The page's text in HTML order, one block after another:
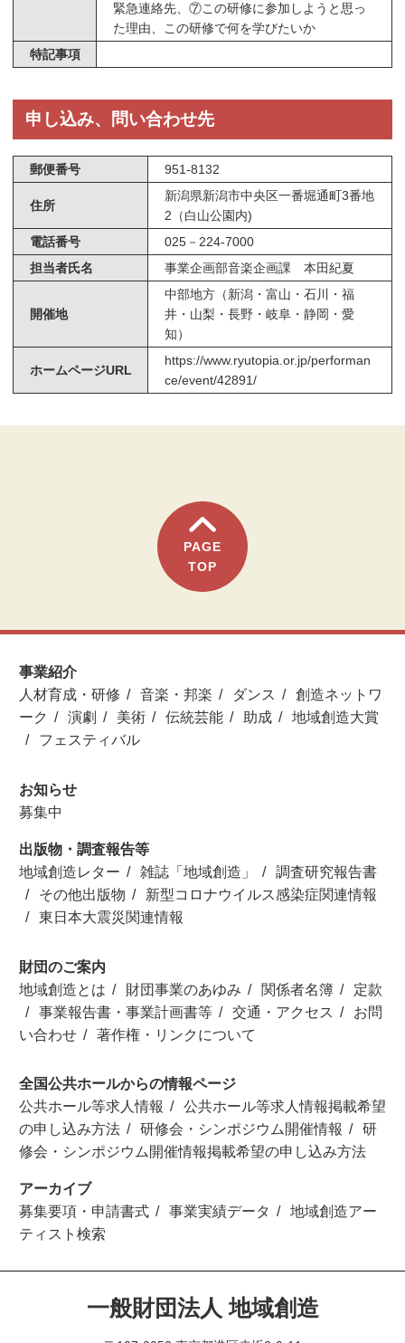
緊急連絡先、⑦この研修に参加しようと思っ
た理由、この研修で何を学びたいか
特記事項
申し込み、問い合わせ先
郵便番号 951-8132
住所
新潟県新潟市中央区一番堀通町3番地
2（白山公園内)
電話番号
025－224-7000
担当者氏名
事業企画部音楽企画課 本田紀夏
開催地
中部地方（新潟・富山・石川・福
井・山梨・長野・岐阜・静岡・愛
知）
ホームページURL
https://www.ryutopia.or.jp/performan
ce/event/42891/
PAGE
TOP
事業紹介
人材育成・研修
音楽・邦楽 ダンス
創造ネットワ
ーク
演劇 美術 伝統芸能 助成
地域創造大賞
フェスティバル
お知らせ
募集中
出版物・調査報告等
地域創造レター
雑誌「地域創造」
調査研究報告書
その他出版物
新型コロナウイルス感染症関連情報
東日本大震災関連情報
財団のご案内
地域創造とは
財団事業のあゆみ 関係者名簿
定款
事業報告書・事業計画書等
交通・アクセス
お問
い合わせ
著作権・リンクについて
全国公共ホールからの情報ページ
公共ホール等求人情報
公共ホール等求人情報掲載希望
の申し込み方法
研修会・シンポジウム開催情報
研
修会・シンポジウム開催情報掲載希望の申し込み方法
アーカイブ
募集要項・申請書式
事業実績データ
地域創造アー
ティスト検索
一般財団法人 地域創造